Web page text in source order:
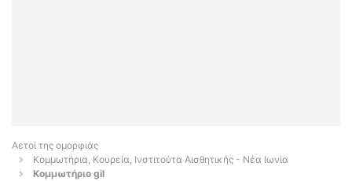
Αετοί της ομορφιάς
Κομμωτήρια, Κουρεία, Ινστιτούτα Αισθητικής - Νέα Ιωνία
Κομμωτήριο gil